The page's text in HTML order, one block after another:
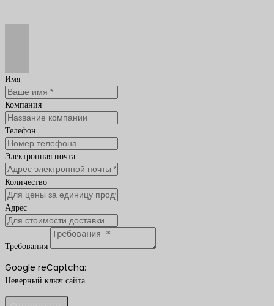
Имя
Компания
Телефон
Электронная почта
Количество
Адрес
Требования
Google reCaptcha:
Неверный ключ сайта.